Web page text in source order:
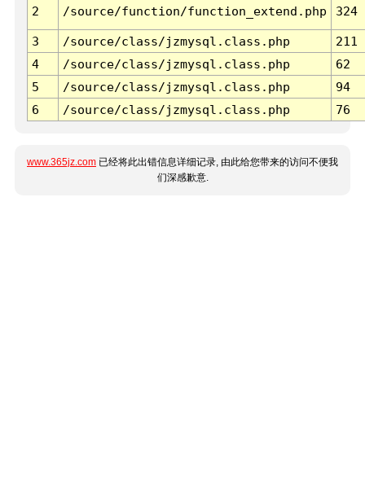
2 /source/function/function_extend.php 324
3 /source/class/jzmysql.class.php
211
4
/source/class/jzmysql.class.php
62
5
/source/class/jzmysql.class.php
94
6
/source/class/jzmysql.class.php 76
www.365jz.com 已经将此出错信息详细记录, 由此给您带来的访问不便我
们深感歉意.